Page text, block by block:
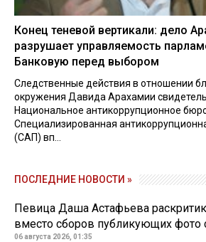
Конец теневой вертикали: дело
разрушает управляемость
Банковую перед выбором
Следственные действия в отношении
окружения Давида Арахамии
Национальное антикоррупционное
Специализированная
(САП) вп...
ПОСЛЕДНИЕ НОВОСТИ »
Певица Даша Астафьева
вместо сборов публикующих фото
06 августа 2026, 01:35